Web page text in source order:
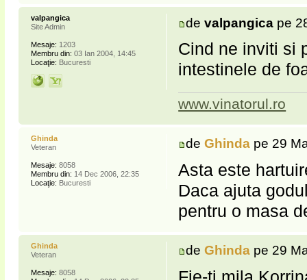
devalpangica pe
Cind ne inviti si
intestinele de
www.vinatorul.ro
valpangica
Site Admin
Mesaje: 1203
Membru din: 03 Ian 2004, 14:45
Locaţie: Bucuresti
deGhinda pe 29
Asta este
Daca ajuta
pentru o masa
Ghinda
Veteran
Mesaje: 8058
Membru din: 14 Dec 2006, 22:35
Locaţie: Bucuresti
deGhinda pe 29
Ghinda
Veteran
Mesaje: 8058